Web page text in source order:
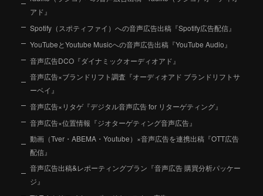
アド』
Spotify（スポティファイ）への音声広告出稿『Spotify広告配信』
YouTubeとYoutube Musicへの音声広告出稿『YouTube Audio』
音声広告DCO『ダイナミックオーディオアド』
音声広告×ブランドリフト調査『オーディオアド ブランドリフトサ
ーベイ』
音声広告×リタゲ『デジタル音声広告 for リターゲティング』
音声広告×位置情報『ジオターゲティング音声広告』
動画（Tver・ABEMA・Youtube）×音声広告を連携出稿『OTT広告
配信』
音声広告出稿&レポーティングプラン『音声広告 購買分析パッケー
ジ』